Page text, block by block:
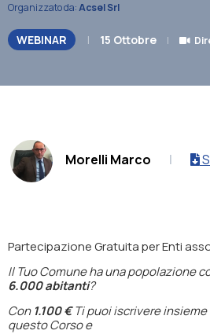
Organizzato da:Acsel Srl
WEBINAR | 15 Ottobre |
Morelli Marco
|
Partecipazione Gratuita per Enti
Il Tuo Comune ha una popolazione
6.000 abitanti?
Con 1.100 €Ti puoi iscrivere insieme
questo Corso e